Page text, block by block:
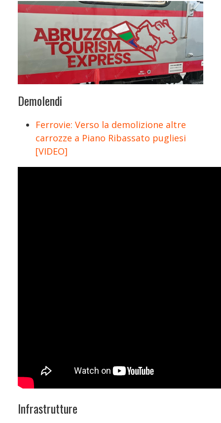
Demolendi
Ferrovie: Verso la demolizione altre
carrozze a Piano Ribassato pugliesi
[VIDEO]
Infrastrutture